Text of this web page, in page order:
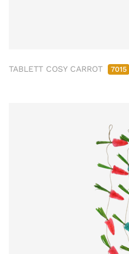
TABLETT COSY CARROT 7015